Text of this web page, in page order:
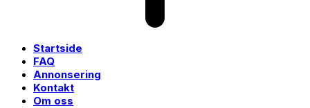
Startside
FAQ
Annonsering
Kontakt
Om oss